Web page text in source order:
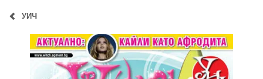
УИЧ